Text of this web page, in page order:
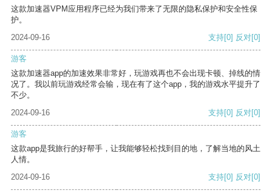
这款加速器VPM应用程序已经为我们带来了无限的隐私保护和安全性保
护。
2024-09-16
支持[0] 反对[0]
游客
这款加速器app的加速效果非常好，玩游戏再也不会出现卡顿、掉线的情
况了。我以前玩游戏经常会输，现在有了这个app，我的游戏水平提升了
不少。
2024-09-16
支持[0] 反对[0]
游客
这款app是我旅行的好帮手，让我能够轻松找到目的地，了解当地的风土
人情。
2024-09-16
支持[0] 反对[0]